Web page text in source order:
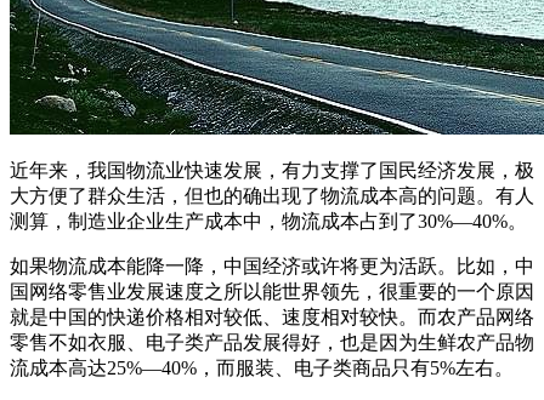
近年来，我国物流业快速发展，有力支撑了国民经济发展，极
大方便了群众生活，但也的确出现了物流成本高的问题。有人
测算，制造业企业生产成本中，物流成本占到了30%—40%。
如果物流成本能降一降，中国经济或许将更为活跃。比如，中
国网络零售业发展速度之所以能世界领先，很重要的一个原因
就是中国的快递价格相对较低、速度相对较快。而农产品网络
零售不如衣服、电子类产品发展得好，也是因为生鲜农产品物
流成本高达25%—40%，而服装、电子类商品只有5%左右。